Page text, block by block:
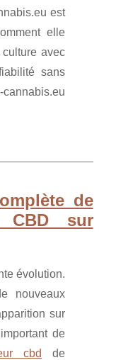
est
elle
avec
sans
de
sur
évolution.
nouveaux
sur
de
cbd
de